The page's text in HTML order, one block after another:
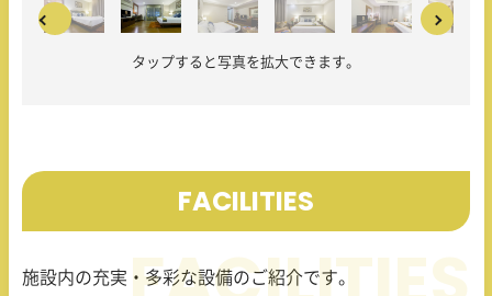
タップすると写真を拡大できます。
FACILITIES
施設内の充実・多彩な設備のご紹介です。